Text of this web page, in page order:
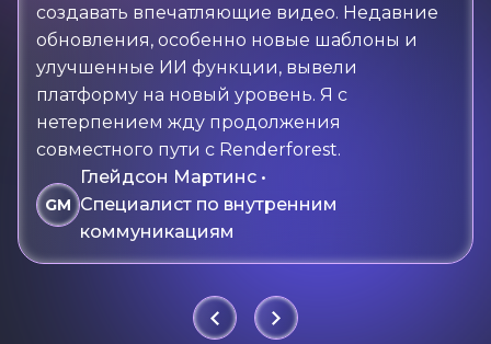
создавать впечатляющие видео. Недавние
обновления, особенно новые шаблоны и
улучшенные ИИ функции, вывели
платформу на новый уровень. Я с
нетерпением жду продолжения
совместного пути с Renderforest.
GM
Глейдсон Мартинс •
Специалист по внутренним
коммуникациям